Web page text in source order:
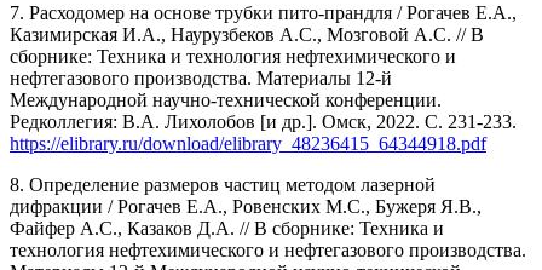
7. Расходомер на основе трубки пито-прандля / Рогачев Е.А.,
Казимирская И.А., Наурузбеков А.С., Мозговой А.С. // В
сборнике: Техника и технология нефтехимического и
нефтегазового производства. Материалы 12-й
Международной научно-технической конференции.
Редколлегия: В.А. Лихолобов [и др.]. Омск, 2022. С. 231-233.
https://elibrary.ru/download/elibrary_48236415_64344918.pdf
8. Определение размеров частиц методом лазерной
дифракции / Рогачев Е.А., Ровенских М.С., Бужеря Я.В.,
Файфер А.С., Казаков Д.А. // В сборнике: Техника и
технология нефтехимического и нефтегазового производства.